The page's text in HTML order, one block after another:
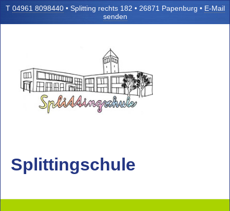
T 04961 8098440• Splitting rechts 182 • 26871 Papenburg • E-Mail
senden
Splittingschule